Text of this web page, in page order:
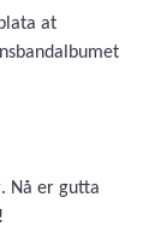
at
Nå er gutta